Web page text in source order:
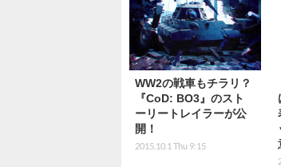
WW2の戦車もチラリ？
『CoD: BO3』のスト
ーリートレイラーが公
開！
2015.10.1 Thu 9:15